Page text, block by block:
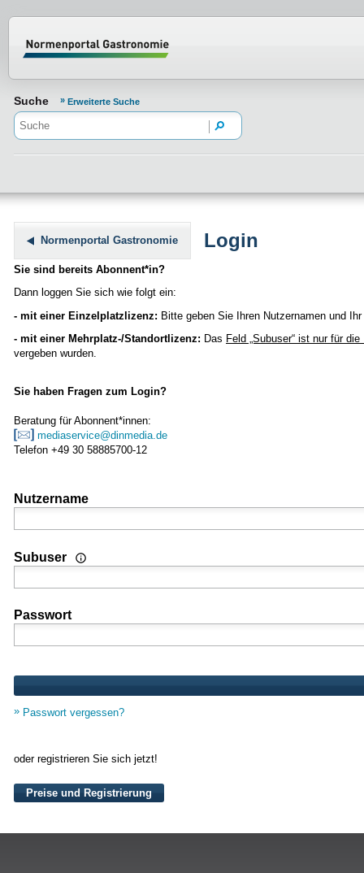
Suche Erweiterte Suche
Normenportal Gastronomie Login
Sie sind bereits Abonnent*in?
Dann loggen Sie sich wie folgt ein:
- mit einer Einzelplatzlizenz: Bitte geben Sie Ihren Nutzernamen und
- mit einer Mehrplatz-/Standortlizenz: Das Feld „Subuser“ ist nur für die
vergeben wurden.
Sie haben Fragen zum Login?
Beratung für Abonnent*innen:
mediaservice@dinmedia.de
Telefon +49 30 58885700-12
Nutzername
Subuser Wenn Sie Nutzer einer Mehrplatz- oder Standortlizenz
Passwort
Passwort vergessen?
oder registrieren Sie sich jetzt!
Preise und Registrierung